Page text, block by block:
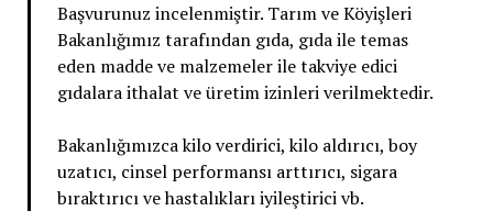
Başvurunuz incelenmiştir. Tarım ve Köyişleri
Bakanlığımız tarafından gıda, gıda ile temas
eden madde ve malzemeler ile takviye edici
gıdalara ithalat ve üretim izinleri verilmektedir.
Bakanlığımızca kilo verdirici, kilo aldırıcı, boy
uzatıcı, cinsel performansı arttırıcı, sigara
bıraktırıcı ve hastalıkları iyileştirici vb.